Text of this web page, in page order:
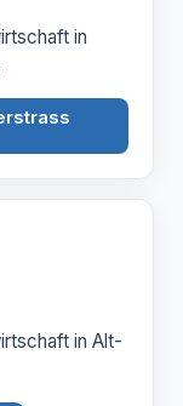
in
in Alt-